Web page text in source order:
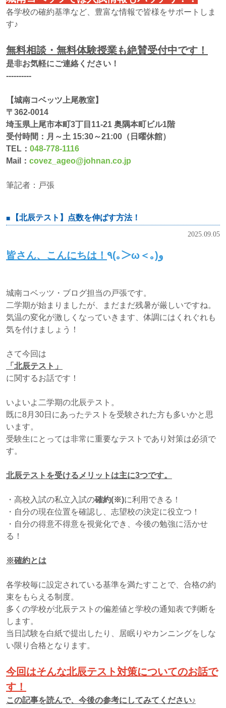
各学校の確約基準など、豊富な情報で皆様をサポートしま
す♪
無料相談・無料体験授業も絶賛受付中です！
是非お気軽にご連絡ください！
‐‐‐‐‐‐‐‐‐‐
【城南コベッツ上尾教室】
〒362-0014
埼玉県上尾市本町3丁目11-21 奥隅本町ビル1階
受付時間：月～土 15:30～21:00（日曜休館）
TEL： 048-778-1116
Mail： covez_ageo@johnan.co.jp
筆記者：戸張
【北辰テスト】点数を伸ばす方法！
2025.09.05
皆さん、こんにちは！ ٩(｡＞ω＜｡)و
城南コベッツ・ブログ担当の戸張です。
二学期が始まりましたが、まだまだ残暑が厳しいですね。
気温の変化が激しくなっていきます、体調にはくれぐれも
気を付けましょう！
さて今回は
「北辰テスト」
に関するお話です！
いよいよ二学期の北辰テスト。
既に8月30日にあったテストを受験された方も多いかと思
います。
受験生にとっては非常に重要なテストであり対策は必須で
す。
北辰テストを受けるメリットは主に3つです。
・高校入試の私立入試の確約(※)に利用できる！
・自分の現在位置を確認し、志望校の決定に役立つ！
・自分の得意不得意を視覚化でき、今後の勉強に活かせ
る！
※確約とは
各学校毎に設定されている基準を満たすことで、合格の約
束をもらえる制度。
多くの学校が北辰テストの偏差値と学校の通知表で判断を
します。
当日試験を白紙で提出したり、居眠りやカンニングをしな
い限り合格となります。
今回はそんな北辰テスト対策についてのお話で
す！
この記事を読んで、今後の参考にしてみてください♪